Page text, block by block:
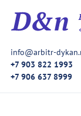
info@arbitr-
+7 903 822 1993
+7 906 637 8999